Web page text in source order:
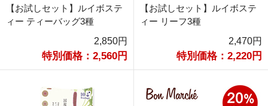
【お試しセット】ルイボステ
ィー ティーバッグ3種
2,850円
特別価格：2,560円
【お試しセット】ルイボステ
ィー リーフ3種
2,470円
特別価格：2,220円